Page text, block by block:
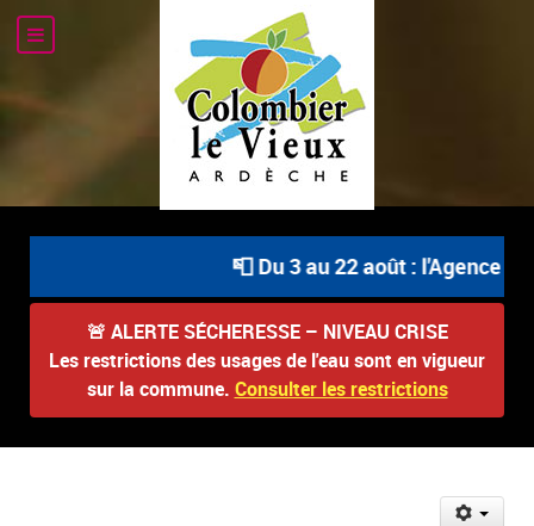
📮 Du 3 au 22 août : l'Agence
🚨 ALERTE SÉCHERESSE – NIVEAU CRISE
Les restrictions des usages de l'eau sont en vigueur
sur la commune. Consulter les restrictions